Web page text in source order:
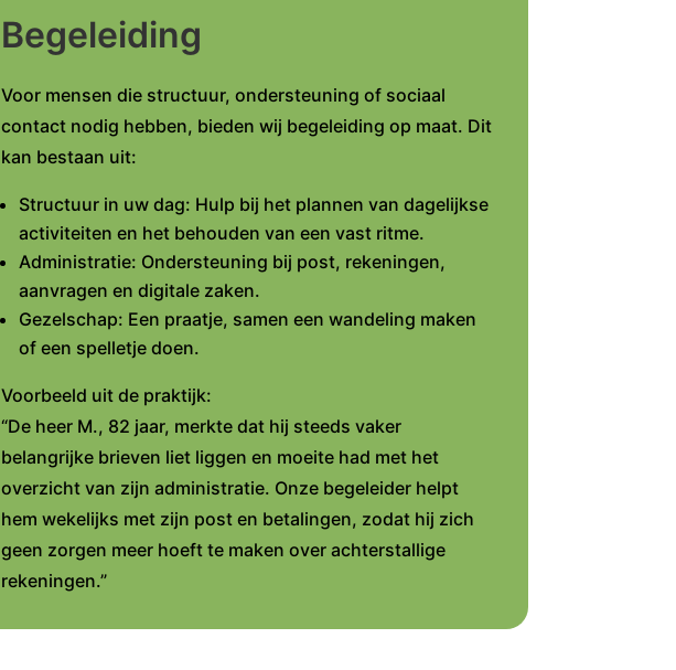
Begeleiding
Voor mensen die structuur, ondersteuning of sociaal
contact nodig hebben, bieden wij begeleiding op maat. Dit
kan bestaan uit:
Structuur in uw dag: Hulp bij het plannen van dagelijkse
activiteiten en het behouden van een vast ritme.
Administratie: Ondersteuning bij post, rekeningen,
aanvragen en digitale zaken.
Gezelschap: Een praatje, samen een wandeling maken
of een spelletje doen.
Voorbeeld uit de praktijk:
“De heer M., 82 jaar, merkte dat hij steeds vaker
belangrijke brieven liet liggen en moeite had met het
overzicht van zijn administratie. Onze begeleider helpt
hem wekelijks met zijn post en betalingen, zodat hij zich
geen zorgen meer hoeft te maken over achterstallige
rekeningen.”